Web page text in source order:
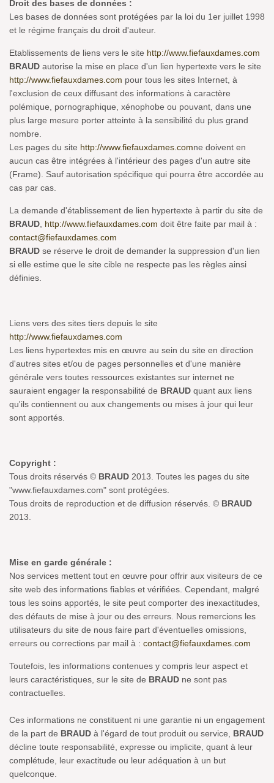
Droit des bases de données :
Les bases de données sont protégées par la loi du 1er juillet 1998
et le régime français du droit d'auteur.
Etablissements de liens vers le site http://www.fiefauxdames.com
BRAUDautorise la mise en place d'un lien hypertexte vers le site
http://www.fiefauxdames.com pour tous les sites Internet, à
l'exclusion de ceux diffusant des informations à caractère
polémique, pornographique, xénophobe ou pouvant, dans une
plus large mesure porter atteinte à la sensibilité du plus grand
nombre.
Les pages du site http://www.fiefauxdames.comne doivent en
aucun cas être intégrées à l'intérieur des pages d'un autre site
(Frame). Sauf autorisation spécifique qui pourra être accordée au
cas par cas.
La demande d'établissement de lien hypertexte à partir du site de
BRAUD, http://www.fiefauxdames.com doit être faite par mail à :
contact@fiefauxdames.com
BRAUDse réserve le droit de demander la suppression d'un lien
si elle estime que le site cible ne respecte pas les règles ainsi
définies.
Liens vers des sites tiers depuis le site
http://www.fiefauxdames.com
Les liens hypertextes mis en œuvre au sein du site en direction
d'autres sites et/ou de pages personnelles et d'une manière
générale vers toutes ressources existantes sur internet ne
sauraient engager la responsabilité de BRAUDquant aux liens
qu'ils contiennent ou aux changements ou mises à jour qui leur
sont apportés.
Copyright :
Tous droits réservés © BRAUD2013. Toutes les pages du site
"www.fiefauxdames.com" sont protégées.
Tous droits de reproduction et de diffusion réservés. © BRAUD
2013.
Mise en garde générale :
Nos services mettent tout en œuvre pour offrir aux visiteurs de ce
site web des informations fiables et vérifiées. Cependant, malgré
tous les soins apportés, le site peut comporter des inexactitudes,
des défauts de mise à jour ou des erreurs. Nous remercions les
utilisateurs du site de nous faire part d'éventuelles omissions,
erreurs ou corrections par mail à : contact@fiefauxdames.com
Toutefois, les informations contenues y compris leur aspect et
leurs caractéristiques, sur le site de BRAUDne sont pas
contractuelles.
Ces informations ne constituent ni une garantie ni un engagement
de la part de BRAUDà l'égard de tout produit ou service, BRAUD
décline toute responsabilité, expresse ou implicite, quant à leur
complétude, leur exactitude ou leur adéquation à un but
quelconque.